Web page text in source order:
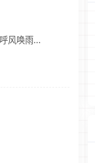
风唤雨...